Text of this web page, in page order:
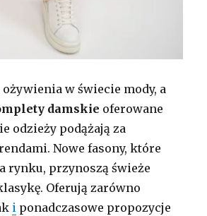
w świecie mody, a
damskie oferowane
odzieży podążają za
Nowe fasony, które
rynku, przynoszą świeże
Oferują zarówno
i ponadczasowe propozycje